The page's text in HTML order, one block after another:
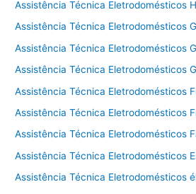
Assistência Técnica Eletrodomésticos
Assistência Técnica Eletrodomésticos
Assistência Técnica Eletrodomésticos
Assistência Técnica Eletrodomésticos
Assistência Técnica Eletrodomésticos
Assistência Técnica Eletrodomésticos
Assistência Técnica Eletrodomésticos
Assistência Técnica Eletrodomésticos
Assistência Técnica Eletrodomésticos